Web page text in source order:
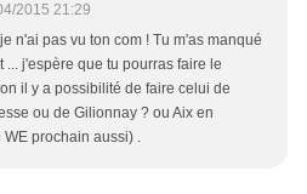
2015 21:29
n'ai pas vu ton com ! Tu m'as manqué
... j'espère que tu pourras faire le
il y a possibilité de faire celui de
ou de Gilionnay ? ou Aix en
prochain aussi) .